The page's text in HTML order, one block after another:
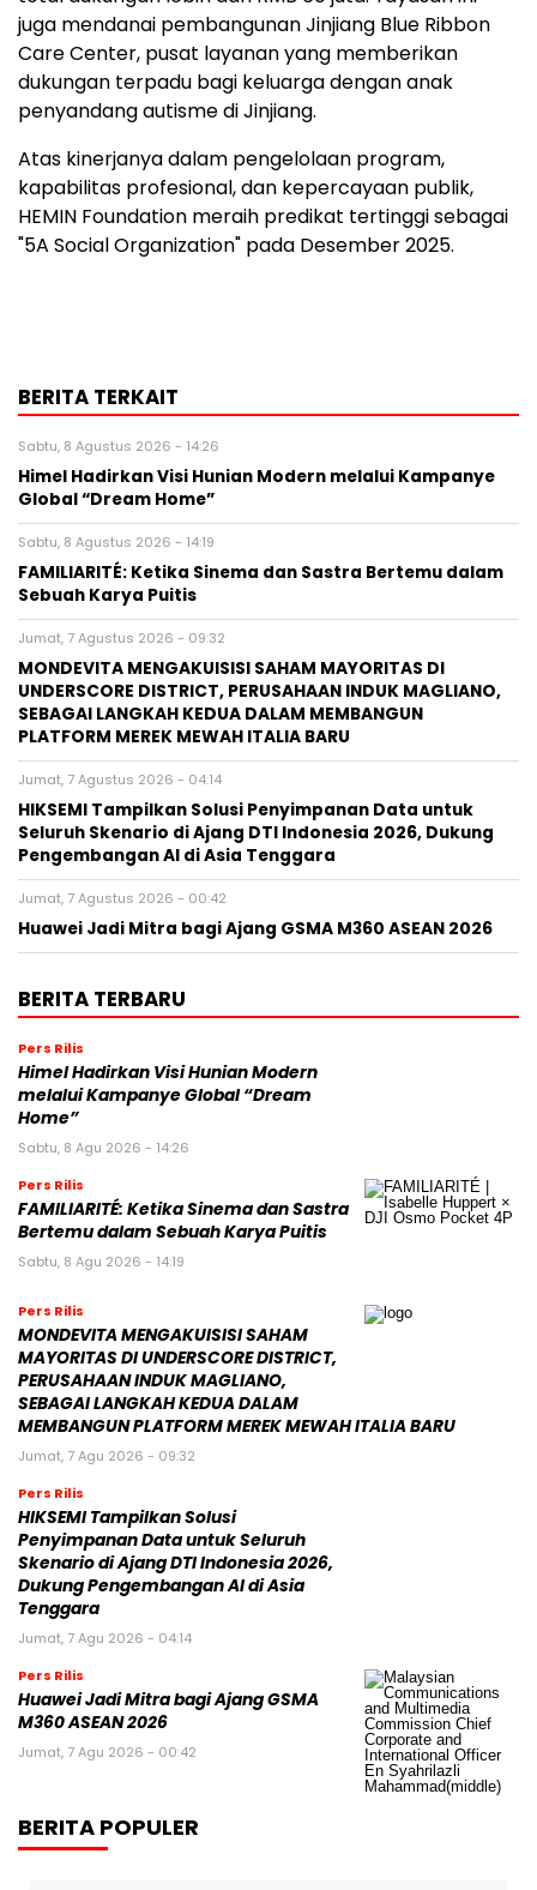
juga mendanai pembangunan Jinjiang Blue Ribbon
Care Center, pusat layanan yang memberikan
dukungan terpadu bagi keluarga dengan anak
penyandang autisme di Jinjiang.
Atas kinerjanya dalam pengelolaan program,
kapabilitas profesional, dan kepercayaan publik,
HEMIN Foundation meraih predikat tertinggi sebagai
"5A Social Organization" pada Desember 2025.
BERITA TERKAIT
Sabtu, 8 Agustus 2026 - 14:26
Himel Hadirkan Visi Hunian Modern melalui Kampanye
Global “Dream Home”
Sabtu, 8 Agustus 2026 - 14:19
FAMILIARITÉ: Ketika Sinema dan Sastra Bertemu dalam
Sebuah Karya Puitis
Jumat, 7 Agustus 2026 - 09:32
MONDEVITA MENGAKUISISI SAHAM MAYORITAS DI
UNDERSCORE DISTRICT, PERUSAHAAN INDUK MAGLIANO,
SEBAGAI LANGKAH KEDUA DALAM MEMBANGUN
PLATFORM MEREK MEWAH ITALIA BARU
Jumat, 7 Agustus 2026 - 04:14
HIKSEMI Tampilkan Solusi Penyimpanan Data untuk
Seluruh Skenario di Ajang DTI Indonesia 2026, Dukung
Pengembangan AI di Asia Tenggara
Jumat, 7 Agustus 2026 - 00:42
Huawei Jadi Mitra bagi Ajang GSMA M360 ASEAN 2026
BERITA TERBARU
Pers Rilis
Himel Hadirkan Visi Hunian Modern
melalui Kampanye Global “Dream
Home”
Sabtu, 8 Agu 2026 - 14:26
Pers Rilis
FAMILIARITÉ: Ketika Sinema dan Sastra
Bertemu dalam Sebuah Karya Puitis
Sabtu, 8 Agu 2026 - 14:19
Pers Rilis
MONDEVITA MENGAKUISISI SAHAM
MAYORITAS DI UNDERSCORE DISTRICT,
PERUSAHAAN INDUK MAGLIANO,
SEBAGAI LANGKAH KEDUA DALAM
MEMBANGUN PLATFORM MEREK MEWAH ITALIA BARU
Jumat, 7 Agu 2026 - 09:32
Pers Rilis
HIKSEMI Tampilkan Solusi
Penyimpanan Data untuk Seluruh
Skenario di Ajang DTI Indonesia 2026,
Dukung Pengembangan AI di Asia
Tenggara
Jumat, 7 Agu 2026 - 04:14
Pers Rilis
Huawei Jadi Mitra bagi Ajang GSMA
M360 ASEAN 2026
Jumat, 7 Agu 2026 - 00:42
BERITA POPULER